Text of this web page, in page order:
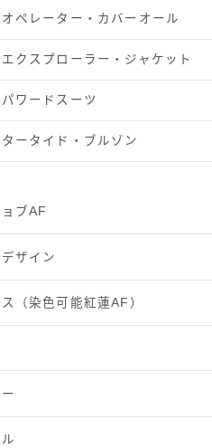
ペレーター・カバーオール
クスプローラー・ジャケット
ワードスーツ
ータイド・ブルゾン
ブAF
ザイン
（染色可能紅蓮AF）